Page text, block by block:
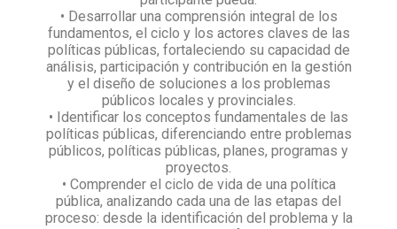
• Desarrollar una comprensión integral de los
fundamentos, el ciclo y los actores claves de las
políticas públicas, fortaleciendo su capacidad de
análisis, participación y contribución en la gestión
y el diseño de soluciones a los problemas
públicos locales y provinciales.
• Identificar los conceptos fundamentales de las
políticas públicas, diferenciando entre problemas
públicos, políticas públicas, planes, programas y
proyectos.
• Comprender el ciclo de vida de una política
pública, analizando cada una de las etapas del
proceso: desde la identificación del problema y la